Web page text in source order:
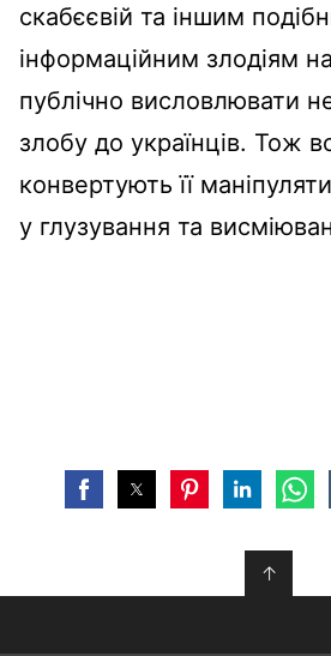
скабєєвій та іншим
інформаційним злодіям
публічно висловлювати
злобу до українців. Тож
конвертують її
у глузування та
↑